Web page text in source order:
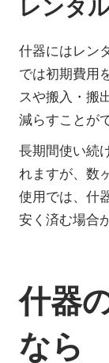
レンタ
什器にはレン
では初期費用
スや搬入・搬
減らすことが
長期間使い続
れますが、数
使用では、什
安く済む場合
什器
なら